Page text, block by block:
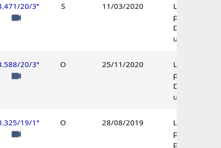
20/3ª S 11/03/2020
Lançamento
procedente.
Decisão
unânime.
20/3ª O 25/11/2020
Lançamento
procedente.
Decisão
unânime.
19/1ª O 28/08/2019
Lançamento
parcialmente
procedente.